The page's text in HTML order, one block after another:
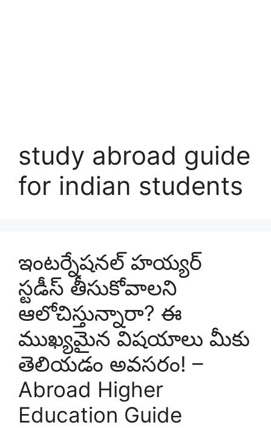
study abroad guide
for indian students
ఇంటర్నేషనల్ హయ్యర్
స్టడీస్ తీసుకోవాలని
ఆలోచిస్తున్నారా? ఈ
ముఖ్యమైన విషయాలు మీకు
తెలియడం అవసరం! –
Abroad Higher
Education Guide